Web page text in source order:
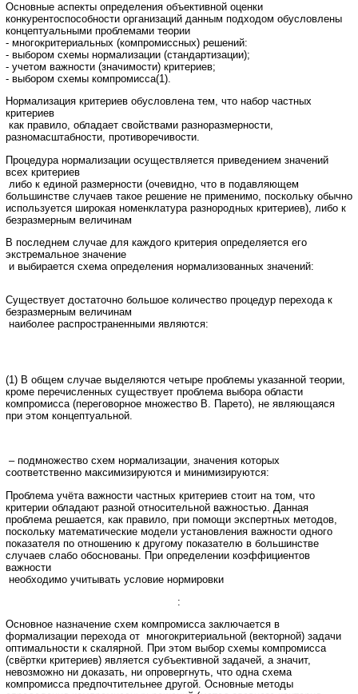
Основные аспекты определения объективной оценки
конкурентоспособности организаций данным подходом обусловлены
концептуальными проблемами теории
- многокритериальных (компромиссных) решений:
- выбором схемы нормализации (стандартизации);
- учетом важности (значимости) критериев;
- выбором схемы компромисса(1).
Нормализация критериев обусловлена тем, что набор частных
критериев
как правило, обладает свойствами разноразмерности,
разномасштабности, противоречивости.
Процедура нормализации осуществляется приведением значений
всех критериев
либо к единой размерности (очевидно, что в подавляющем
большинстве случаев такое решение не применимо, поскольку обычно
используется широкая номенклатура разнородных критериев), либо к
безразмерным величинам
В последнем случае для каждого критерия определяется его
экстремальное значение
и выбирается схема определения нормализованных значений:
Существует достаточно большое количество процедур перехода к
безразмерным величинам
наиболее распространенными являются:
(1) В общем случае выделяются четыре проблемы указанной теории,
кроме перечисленных существует проблема выбора области
компромисса (переговорное множество В. Парето), не являющаяся
при этом концептуальной.
– подмножество схем нормализации, значения которых
соответственно максимизируются и минимизируются:
Проблема учёта важности частных критериев стоит на том, что
критерии обладают разной относительной важностью. Данная
проблема решается, как правило, при помощи экспертных методов,
поскольку математические модели установления важности одного
показателя по отношению к другому показателю в большинстве
случаев слабо обоснованы. При определении коэффициентов
важности
необходимо учитывать условие нормировки
:
Основное назначение схем компромисса заключается в
формализации перехода от многокритериальной (векторной) задачи
оптимальности к скалярной. При этом выбор схемы компромисса
(свёртки критериев) является субъективной задачей, а значит,
невозможно ни доказать, ни опровергнуть, что одна схема
компромисса предпочтительнее другой. Основные методы